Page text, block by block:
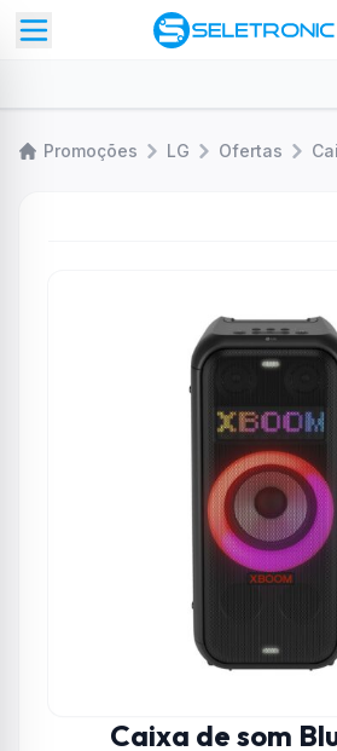
Promoções LG Ofertas
Caixa de som